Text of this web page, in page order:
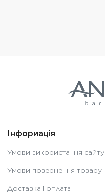
Інформація
Умови використання сайту
Умови повернення товару
Доставка і оплата